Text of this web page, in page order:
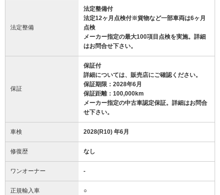
法定整備
法定整備付
法定12ヶ月点検付※貨物など一部車両は6ヶ月
点検
メーカー指定の最大100項目点検を実施。詳細
はお問合せ下さい。
保証
保証付
詳細については、販売店にご確認ください。
保証期限：2028年6月
保証距離：100,000km
メーカー指定の中古車認定保証。詳細はお問合
せ下さい。
車検 2028(R10) 年6月
修復歴 なし
ワンオーナー -
正規輸入車 ○